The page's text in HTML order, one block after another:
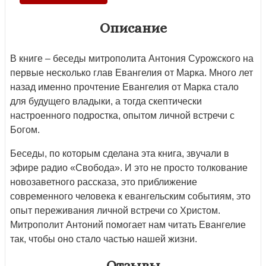
Описание
В книге – беседы митрополита Антония Сурожского на
первые несколько глав Евангелия от Марка. Много лет
назад именно прочтение Евангелия от Марка стало
для будущего владыки, а тогда скептически
настроенного подростка, опытом личной встречи с
Богом.
Беседы, по которым сделана эта книга, звучали в
эфире радио «Свобода». И это не просто толкование
новозаветного рассказа, это приближение
современного человека к евангельским событиям, это
опыт переживания личной встречи со Христом.
Митрополит Антоний помогает нам читать Евангелие
так, чтобы оно стало частью нашей жизни.